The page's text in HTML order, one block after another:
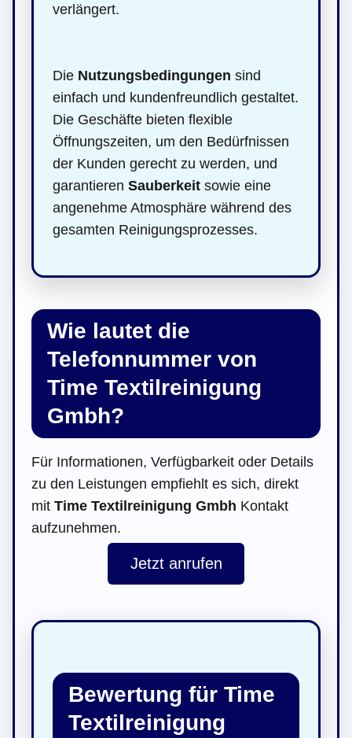
verlängert.
Die Nutzungsbedingungen sind
einfach und kundenfreundlich gestaltet.
Die Geschäfte bieten flexible
Öffnungszeiten, um den Bedürfnissen
der Kunden gerecht zu werden, und
garantieren Sauberkeit sowie eine
angenehme Atmosphäre während des
gesamten Reinigungsprozesses.
Wie lautet die
Telefonnummer von
Time Textilreinigung
Gmbh?
Für Informationen, Verfügbarkeit oder Details
zu den Leistungen empfiehlt es sich, direkt
mit Time Textilreinigung Gmbh Kontakt
aufzunehmen.
Jetzt anrufen
Bewertung für Time
Textilreinigung